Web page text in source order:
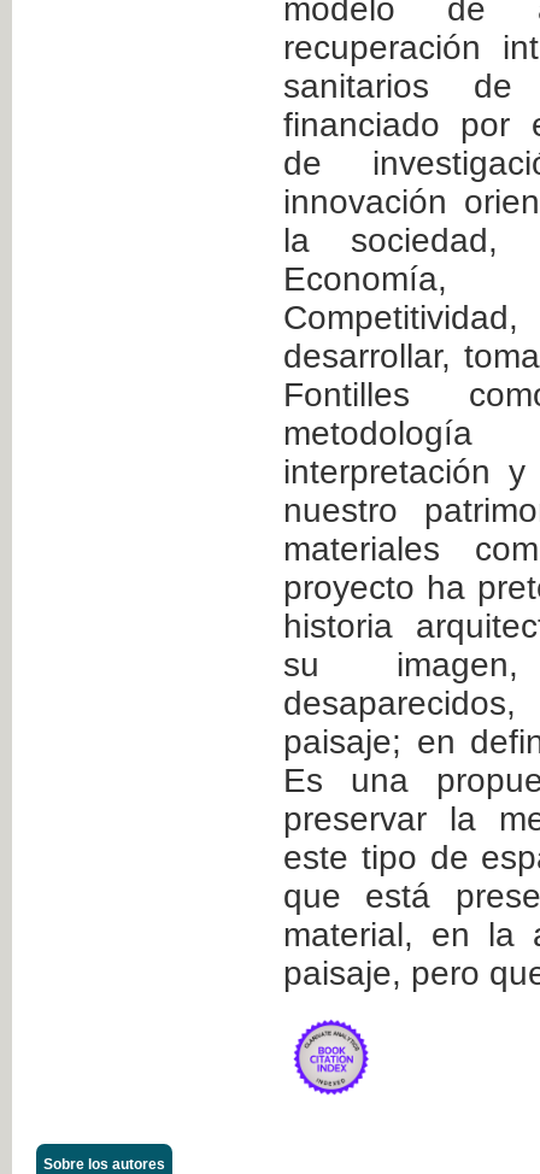
modelo de
recuperación
sanitarios de
financiado por
de
innovación
la sociedad,
desarrollar,
Fontilles
interpretación
nuestro
materiales
proyecto ha
historia
su
paisaje; en
Es una
preservar la
este tipo de
que está
material, en la
paisaje, pero
Sobre los autores